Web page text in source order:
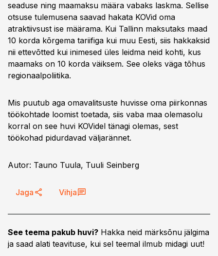
seaduse ning maamaksu määra vabaks laskma. Sellise
otsuse tulemusena saavad hakata KOVid oma
atraktiivsust ise määrama. Kui Tallinn maksutaks maad
10 korda kõrgema tariifiga kui muu Eesti, siis hakkaksid
nii ettevõtted kui inimesed üles leidma neid kohti, kus
maamaks on 10 korda väiksem. See oleks väga tõhus
regionaalpoliitika.
Mis puutub aga omavalitsuste huvisse oma piirkonnas
töökohtade loomist toetada, siis vaba maa olemasolu
korral on see huvi KOVidel tänagi olemas, sest
töökohad pidurdavad väljarännet.
Autor: Tauno Tuula, Tuuli Seinberg
Jaga Vihja
See teema pakub huvi? Hakka neid märksõnu jälgima
ja saad alati teavituse, kui sel teemal ilmub midagi uut!